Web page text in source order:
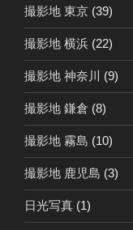
撮影地 東京 (39)
撮影地 横浜 (22)
撮影地 神奈川 (9)
撮影地 鎌倉 (8)
撮影地 霧島 (10)
撮影地 鹿児島 (3)
日光写真 (1)